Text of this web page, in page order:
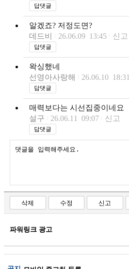
답댓글
알겠죠? 저정도면?
데드비
26.06.09 13:45 신고
답댓글
왁싱했네
선영아사랑해
26.06.10 18:31
답댓글
매력보다는 시선집중이네요
설구
26.06.11 09:07 신고
답댓글
삭제 수정 신고
파워링크 광고